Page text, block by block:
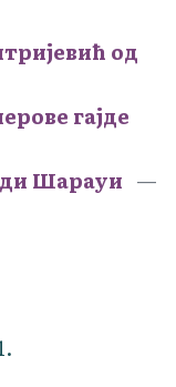
од
гајде
Шарауи